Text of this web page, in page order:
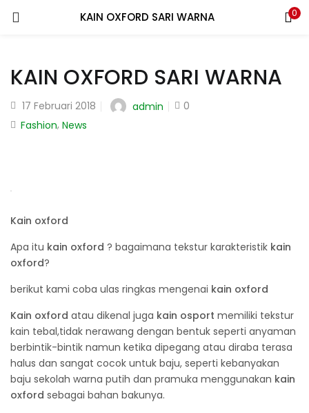
KAIN OXFORD SARI WARNA 0
KAIN OXFORD SARI WARNA
Posted
on
17 Februari 2018 admin
0
Fashion, News
Kain oxford
Apa itu kain oxford ? bagaimana tekstur karakteristik kain
oxford?
berikut kami coba ulas ringkas mengenai kain oxford
Kain oxford atau dikenal juga kain osport memiliki tekstur
kain tebal,tidak nerawang dengan bentuk seperti anyaman
berbintik-bintik namun ketika dipegang atau diraba terasa
halus dan sangat cocok untuk baju, seperti kebanyakan
baju sekolah warna putih dan pramuka menggunakan kain
oxford sebagai bahan bakunya.
LOGIN REGISTER
Enter your username and password to login.